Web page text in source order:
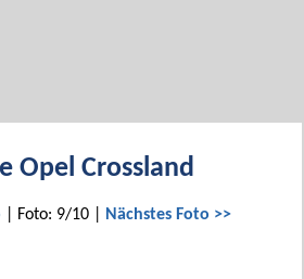
Opel Crossland
| Foto: 9/10 | Nächstes Foto >>